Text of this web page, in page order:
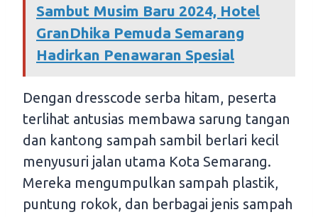
Sambut Musim Baru 2024, Hotel
GranDhika Pemuda Semarang
Hadirkan Penawaran Spesial
Dengan dresscode serba hitam, peserta
terlihat antusias membawa sarung tangan
dan kantong sampah sambil berlari kecil
menyusuri jalan utama Kota Semarang.
Mereka mengumpulkan sampah plastik,
puntung rokok, dan berbagai jenis sampah